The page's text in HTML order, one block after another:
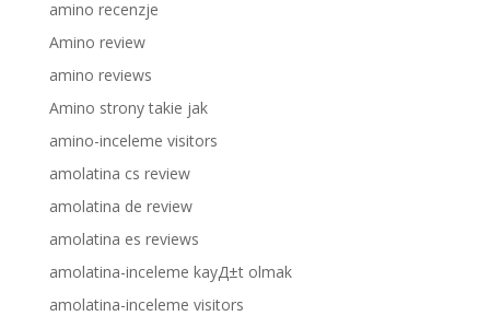
amino recenzje
Amino review
amino reviews
Amino strony takie jak
amino-inceleme visitors
amolatina cs review
amolatina de review
amolatina es reviews
amolatina-inceleme kayД±t olmak
amolatina-inceleme visitors